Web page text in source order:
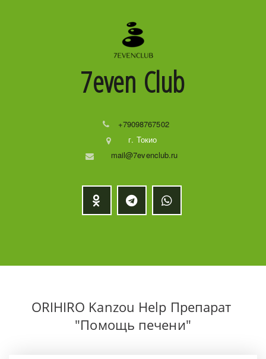
7even Club
+79098767502
г. Токио
mail@7evenclub.ru
ORIHIRO Kanzou Help Препарат
"Помощь печени"